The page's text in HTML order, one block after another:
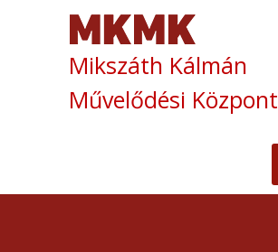
Mikszáth Kálmán
Művelődési Központ